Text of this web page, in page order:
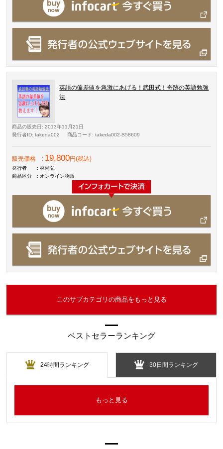
英語の偏差値を急激にあげる！武田式！奇跡の英語勉強
法
商品の販売日 : 2013年11月21日
発行者ID: takeda002 商品コード: takeda002-S58609
販売価格 : 19,800円(税込)
発行者
: 林尚弘
商品区分
: オンライン物販
このサブカテゴリの商品をもっと見る
ベストセラーランキング
24時間ランキング 30日間ランキング
もっと見る